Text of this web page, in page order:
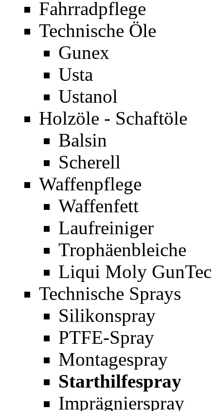
Fahrradpflege
Technische Öle
Gunex
Usta
Ustanol
Holzöle - Schaftöle
Balsin
Scherell
Waffenpflege
Waffenfett
Laufreiniger
Trophäenbleiche
Liqui Moly GunTec
Technische Sprays
Silikonspray
PTFE-Spray
Montagespray
Starthilfespray
Imprägnierspray